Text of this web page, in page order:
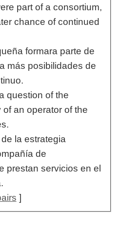
part of a consortium,
chance of continued
formara parte de
más posibilidades de
question of the
an operator of the
la estrategia
de
prestan servicios en el
]